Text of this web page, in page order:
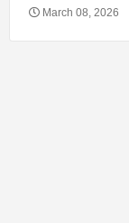
March 08, 2026